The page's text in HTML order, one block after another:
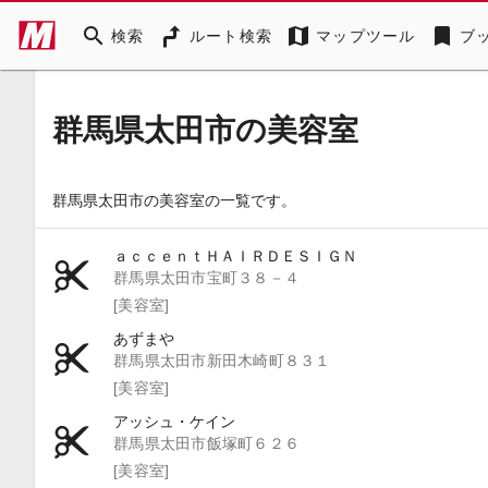
search 検索 ルート検索 map マップツール bookmark ブ
群馬県太田市の美容室
群馬県太田市の美容室の一覧です。
ａｃｃｅｎｔＨＡＩＲＤＥＳＩＧＮ
群馬県太田市宝町３８－４
[美容室]
あずまや
群馬県太田市新田木崎町８３１
[美容室]
アッシュ・ケイン
群馬県太田市飯塚町６２６
[美容室]